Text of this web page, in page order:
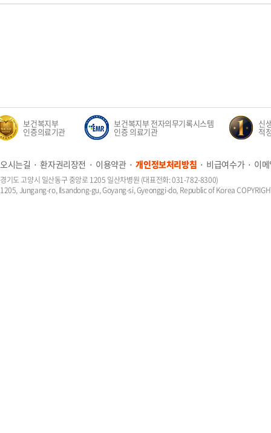
보건복지부
인증의료기관
보건복지부 전자의무기록시스템
인증 의료기관
신생아
적정성
오시는길 환자권리장전 이용약관 개인정보처리방침 비급여수가 이
경기도 고양시 일산동구 중앙로 1205 일산차병원 (대표전화: 031-782-8300)
1205, Jungang-ro, Ilsandong-gu, Goyang-si, Gyeonggi-do, Republic of Korea